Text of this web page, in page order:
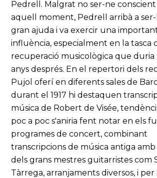
Pedrell. Malgrat no ser-ne
aquell moment, Pedrell arribà a
gran ajuda i va exercir una
influència, especialment en la tasca
recuperació musicològica que duria
anys després. En el repertori dels
Pujol oferí en diferents sales de
durant el 1917 hi destaquen
música de Robert de Visée,
poc a poc s'aniria fent notar en els
programes de concert, combinant
transcripcions de música antiga
dels grans mestres guitarristes com
Tàrrega, arranjaments diversos, i per